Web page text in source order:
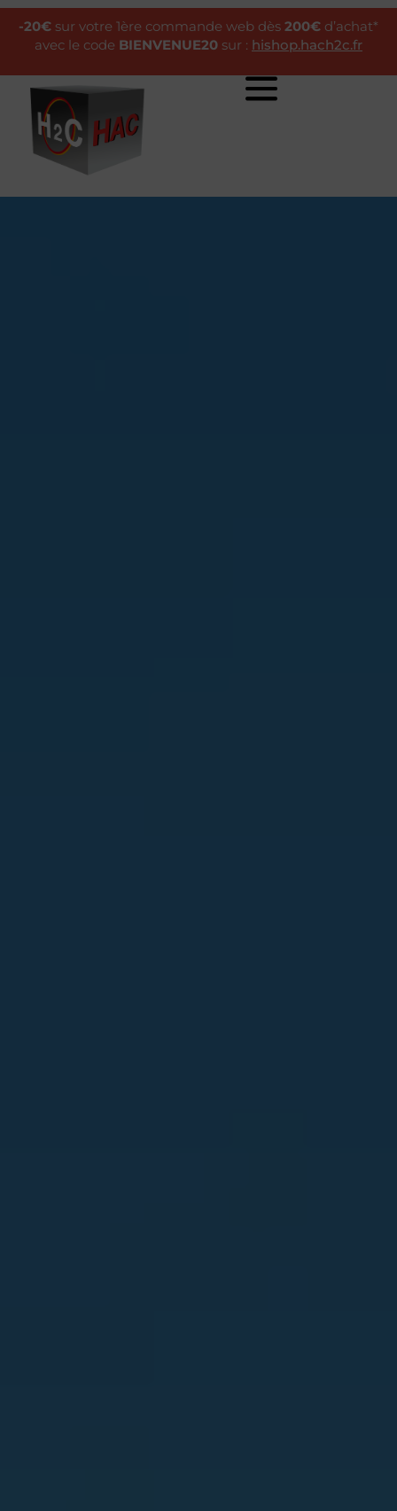
-20€ sur votre 1ère commande web dès 200€ d’achat*
avec le code BIENVENUE20 sur : hishop.hach2c.fr